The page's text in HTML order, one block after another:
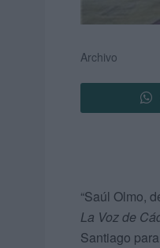
Archivo
“Saúl Olmo,
La Voz de
Santiago